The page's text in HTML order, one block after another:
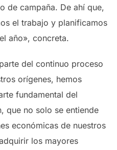
de campaña. De ahí que,
el trabajo y planificamos
año», concreta.
del continuo proceso
orígenes, hemos
fundamental del
que no solo se entiende
económicas de nuestros
los mayores